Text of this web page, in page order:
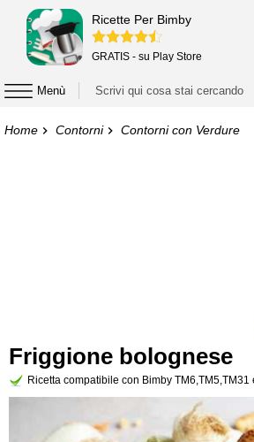
Ricette Per Bimby
GRATIS - su Play Store
Menù
Home Contorni Contorni con Verdure
Friggione bolognese
Ricetta compatibile con Bimby TM6,TM5,TM31